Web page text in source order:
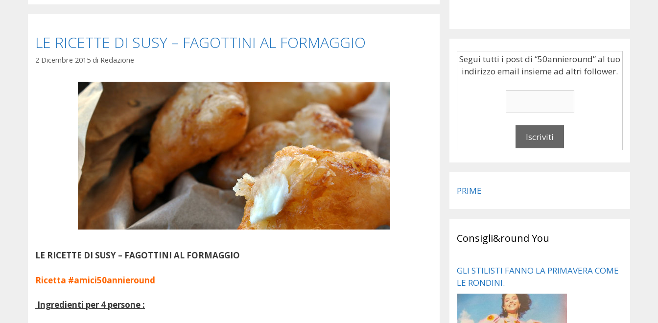
LE RICETTE DI SUSY – FAGOTTINI AL FORMAGGIO
2 Dicembre 2015 di Redazione
LE RICETTE DI SUSY – FAGOTTINI AL FORMAGGIO
Ricetta #amici50annieround
Ingredienti per 4 persone :
Segui tutti i post di “50annieround” al tuo
indirizzo email insieme ad altri follower.
PRIME
Consigli&round You
GLI STILISTI FANNO LA PRIMAVERA COME
LE RONDINI.